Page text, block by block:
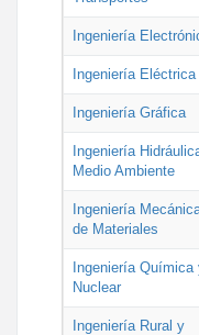
Ingeniería
Ingeniería Eléctrica
Ingeniería Gráfica
Ingeniería
Medio Ambiente
Ingeniería
de Materiales
Ingeniería Química
Nuclear
Ingeniería Rural y